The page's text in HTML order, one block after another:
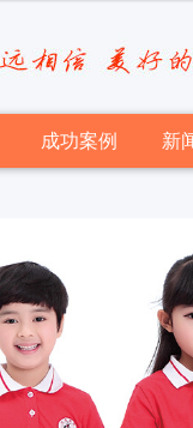
成功案例 新